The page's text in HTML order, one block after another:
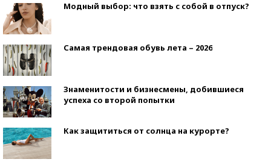
Модный выбор: что взять с собой в отпуск?
Самая трендовая обувь лета – 2026
Знаменитости и бизнесмены, добившиеся
успеха со второй попытки
Как защититься от солнца на курорте?